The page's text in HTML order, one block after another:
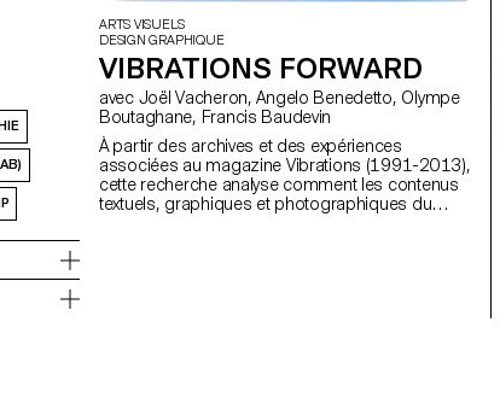
ARTS VISUELS
DESIGN GRAPHIQUE
VIBRATIONS FORWARD
avec Joël Vacheron, Angelo Benedetto, Olympe
Boutaghane, Francis Baudevin
À partir des archives et des expériences
associées au magazine Vibrations (1991-2013),
cette recherche analyse comment les contenus
textuels, graphiques et photographiques du